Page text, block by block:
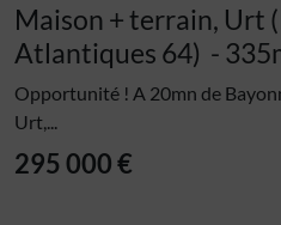
Maison + terrain, Urt
Atlantiques 64) -
Opportunité ! A 20mn de
Urt,...
295 000 €